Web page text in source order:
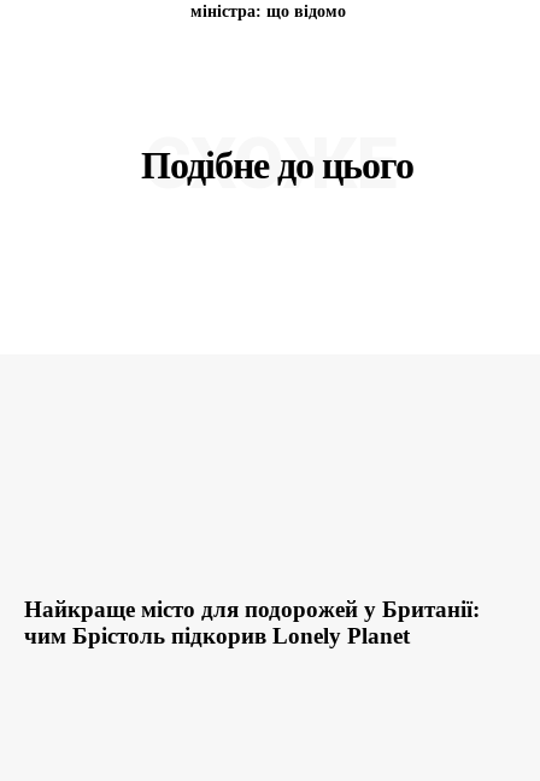
міністра: що відомо
Подібне до цього
СХОЖЕ
Найкраще місто для подорожей у Британії:
чим Брістоль підкорив Lonely Planet